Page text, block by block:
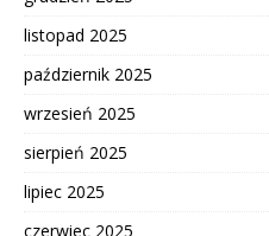
listopad 2025
październik 2025
wrzesień 2025
sierpień 2025
lipiec 2025
czerwiec 2025